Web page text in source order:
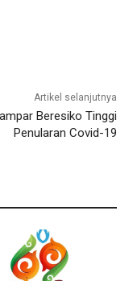
Artikel selanjutnya
Beresiko Tinggi
Penularan Covid-19